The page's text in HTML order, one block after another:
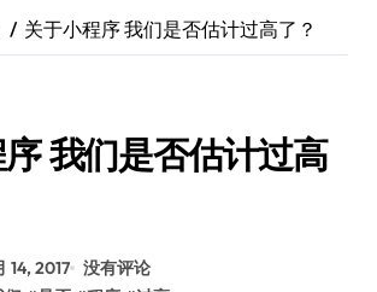
关于小程序 我们是否估计过高了？
我们是否估计过高
14, 2017 没有评论